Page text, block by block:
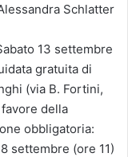
Schlatter
13 settembre
gratuita di
(via B. Fortini,
della
obbligatoria:
settembre (ore 11)